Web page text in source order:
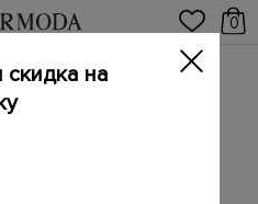
0
одежда / Женские брюки
и шелка в базовом
на